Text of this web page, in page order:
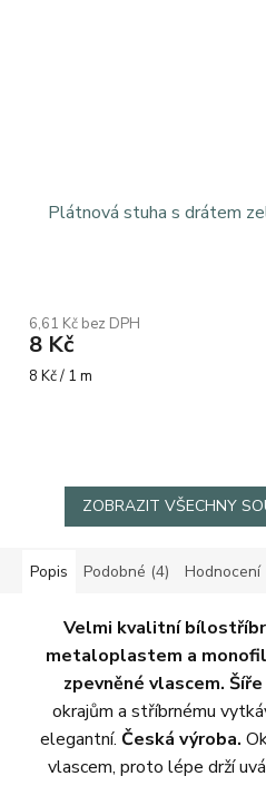
Plátnová stuha s drátem
6,61 Kč bez DPH
8 Kč
Měrná
8 Kč / 1 m
ZOBRAZIT VŠECHNY
Popis Podobné (4) Hodnocení
Velmi kvalitní
metaloplastem a
zpevněné vlascem.
okrajům a stříbrnému
elegantní. Česká výroba.
vlascem, proto lépe drží